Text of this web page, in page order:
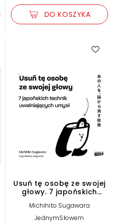
DO KOSZYKA
Usuń tę osobę ze swojej
głowy. 7 japońskich
umysł (plik audio)
Michihito Sugawara
JednymSłowem